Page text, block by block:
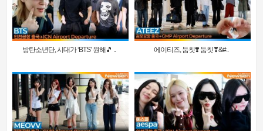
방탄소년단, 시대가 ‘BTS’ 원해🎵 .. 에이티즈, 둠칫❣️ 둠칫❣&#..